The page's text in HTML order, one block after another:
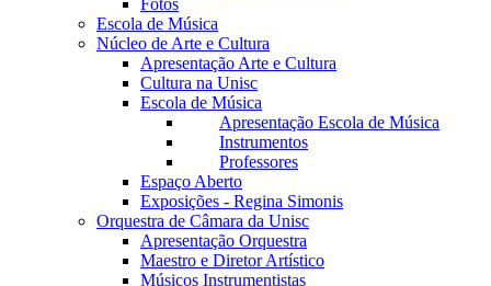
Fotos
Escola de Música
Núcleo de Arte e Cultura
Apresentação Arte e Cultura
Cultura na Unisc
Escola de Música
Apresentação Escola de Música
Instrumentos
Professores
Espaço Aberto
Exposições - Regina Simonis
Orquestra de Câmara da Unisc
Apresentação Orquestra
Maestro e Diretor Artístico
Músicos Instrumentistas